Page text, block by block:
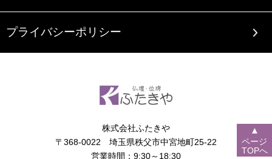
プライバシーポリシー
株式会社ふたきや
〒368-0022 埼玉県秩父市中宮地町25-22
営業時間：9:30～18:30
▲
ページ
TOPへ